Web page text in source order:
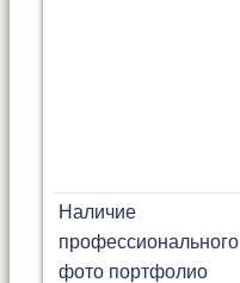
Наличие
профессионального
фото портфолио